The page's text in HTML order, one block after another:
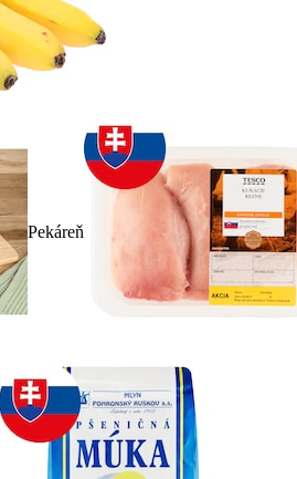
Pekáreň